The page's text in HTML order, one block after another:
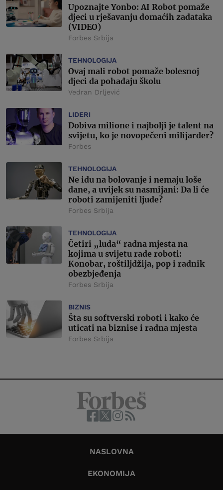
Upoznajte Yonbo: AI Robot pomaže
djeci u rješavanju domaćih zadataka
(VIDEO)
Forbes Srbija
TEHNOLOGIJA
Ovaj mali robot pomaže bolesnoj
djeci da pohađaju školu
Vedran Drljević
LIDERI
Dobiva milione i najbolji je talent na
svijetu, ko je novopečeni milijarder?
Forbes
TEHNOLOGIJA
Ne idu na bolovanje i nemaju loše
dane, a uvijek su nasmijani: Da li će
roboti zamijeniti ljude?
Forbes Srbija
TEHNOLOGIJA
Četiri „luda“ radna mjesta na
kojima u svijetu rade roboti:
Konobar, roštiljdžija, pop i radnik
obezbjeđenja
Forbes Srbija
BIZNIS
Šta su softverski roboti i kako će
uticati na biznise i radna mjesta
Forbes Srbija
NASLOVNA
EKONOMIJA